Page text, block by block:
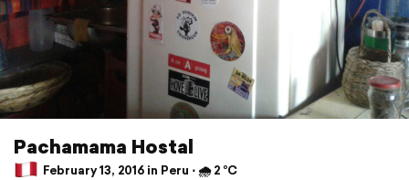
Pachamama Hostal
February 13, 2016 in Peru ⋅ 🌧 2 °C